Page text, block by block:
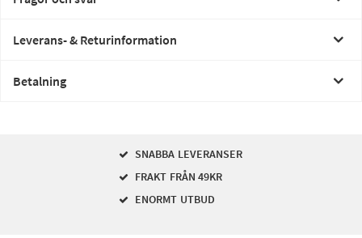
Leverans- & Returinformation
Betalning
SNABBA LEVERANSER
FRAKT FRÅN 49KR
ENORMT UTBUD